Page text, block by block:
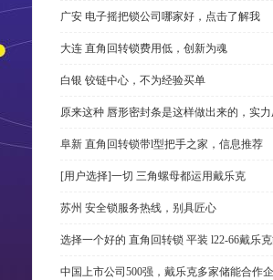
广安 电子摇把锁公司哪家好，点击了解我
大连 直角回转锁费用低，创新为魂
白银 铰链中心，不为经验买单
原来这种 唇形密封条是这样做出来的，实
阜新 直角回转锁带l型把手之家，信息推荐
[用户选择]一切 三角螺母都运用戴乐克
苏州 安全锁服务热线，别具匠心
选择一个好的 直角回转锁 平装 l22-66戴乐
中国上市公司500强，戴乐克多家储能合作